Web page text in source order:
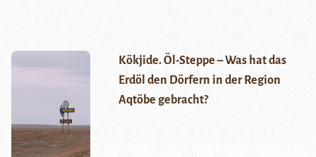
Kökjide. Öl-Steppe – Was hat das
Erdöl den Dörfern in der Region
Aqtöbe gebracht?